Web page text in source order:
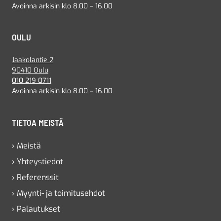
Avoinna arkisin klo 8.00 – 16.00
OULU
Jaakolantie 2
90410 Oulu
010 219 0711
Avoinna arkisin klo 8.00 – 16.00
TIETOA MEISTÄ
› Meistä
› Yhteystiedot
› Referenssit
› Myynti- ja toimitusehdot
› Palautukset